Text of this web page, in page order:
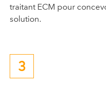
traitant ECM pour
solution.
3